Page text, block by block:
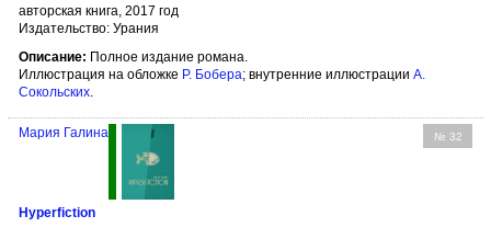
авторская книга, 2017 год
Издательство: Урания
Описание: Полное издание романа.
Иллюстрация на обложке Р. Бобера; внутренние иллюстрации А.
Сокольских
№ 32
Мария Галина
Hyperfiction